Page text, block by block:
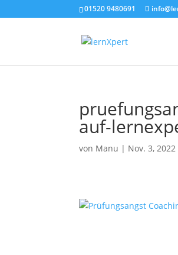
01520 9480691
auf-
von Manu | Nov. 3, 2022